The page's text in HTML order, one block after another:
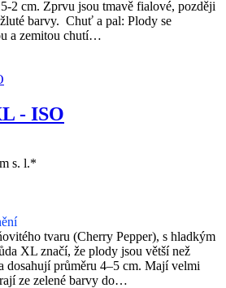
2 cm. Zprvu jsou tmavě fialové, později
barvy. Chuť a pal: Plody se
a zemitou chutí…
- ISO
s. l.*
tvaru (Cherry Pepper), s hladkým
XL značí, že plody jsou větší než
dosahují průměru 4–5 cm. Mají velmi
ze zelené barvy do…